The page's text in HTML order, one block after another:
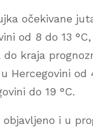
očekivane
od 8 do 13
do kraja
Hercegovini
do 19 °C.
objavljeno i u